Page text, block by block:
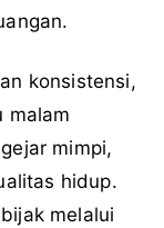
konsistensi,
malam
mimpi,
hidup.
melalui